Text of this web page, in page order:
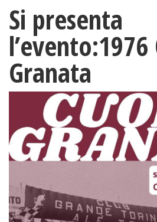
Si presenta
l’evento:1976
Granata